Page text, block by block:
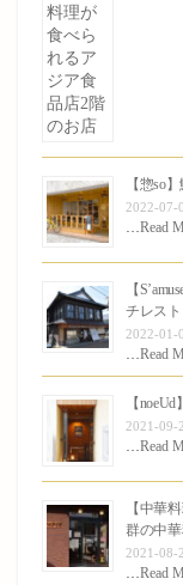
【惣so
2022-07-
Read
【
チレス
2022-01-
Read
【
2021-09-
Read
【中華
群の中
2021-08-
Read